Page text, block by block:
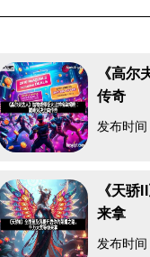
《高
传奇
发布时
《天
来拿
发布时